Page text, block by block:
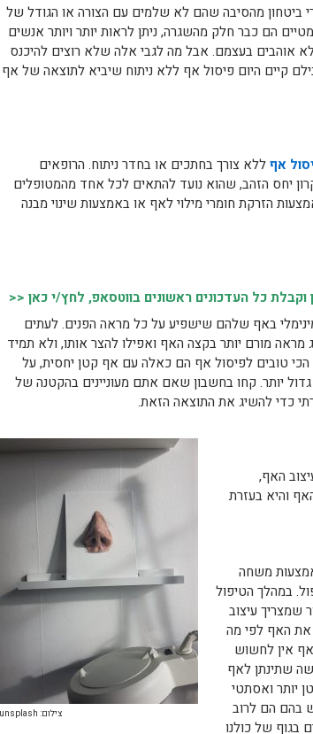
ביטחון מהסיבה שהם לא שלמים עם הצורה או הגודל של
הם כבר חלק מהשגרה, ניתן לראות יותר ויותר אנשים
בעצמם. אבל מה לגבי אלה שלא רוצים להיכנס
קיים היום פיסול אף ללא ניתוח שיביא לתוצאה של אף
אףללא צורך בחתכים או בחדר ניתוח. הרופאים
יחס הזהב, שהוא נועד להתאים לכל אחד מהמטופלים
הזרקת חומרי מילוי לאף או באמצעות שינוי מבנה
כל העדכונים ראשונים בווטסאפ, לחץ/י כאן <<
באף שלהם שישפיע על כל מראה הפנים. לעתים
מורם יותר בקצה האף ואפילו להצר אותו, ולא תמיד
הכי טובים לפיסול אף הם כאלה עם אף קטן יחסית, על
יותר. קחו בחשבון שאם אתם מעוניינים בהקטנה של
כדי להשיג את התוצאה הזאת.
צילום: unsplash
האף,
והיא בעזרת
משחה
במהלך הטיפול
שמצריך עיצוב
את האף לפי מה
אין לחשוש
שתינתן לאף
יותר ואסתטי
בהם הם לרוב
בגוף של כולנו